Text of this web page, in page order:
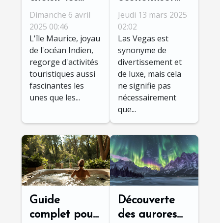
meilleures
activités
touristiques à
l'île Maurice
Dimanche 6 avril
2025 00:46
L'île Maurice, joyau
de l'océan Indien,
regorge d'activités
touristiques aussi
fascinantes les
unes que les...
lors de votre
découverte de
Las Vegas
Jeudi 13 mars 2025
02:02
Las Vegas est
synonyme de
divertissement et
de luxe, mais cela
ne signifie pas
nécessairement
que...
Guide
complet pour
Découverte
des aurores